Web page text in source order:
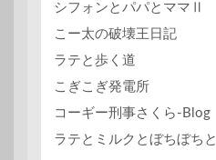
シフォンとパパとママⅡ
こー太の破壊王日記
ラテと歩く道
こぎこぎ発電所
コーギー刑事さくら-Blog
ラテとミルクとぼちぼちと